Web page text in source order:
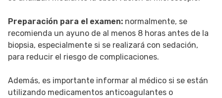
Preparación para el examen: normalmente, se
recomienda un ayuno de al menos 8 horas antes de la
biopsia, especialmente si se realizará con sedación,
para reducir el riesgo de complicaciones.
Además, es importante informar al médico si se están
utilizando medicamentos anticoagulantes o